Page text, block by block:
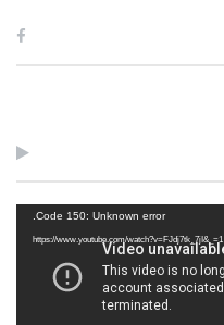
Code 150: Unknown error.